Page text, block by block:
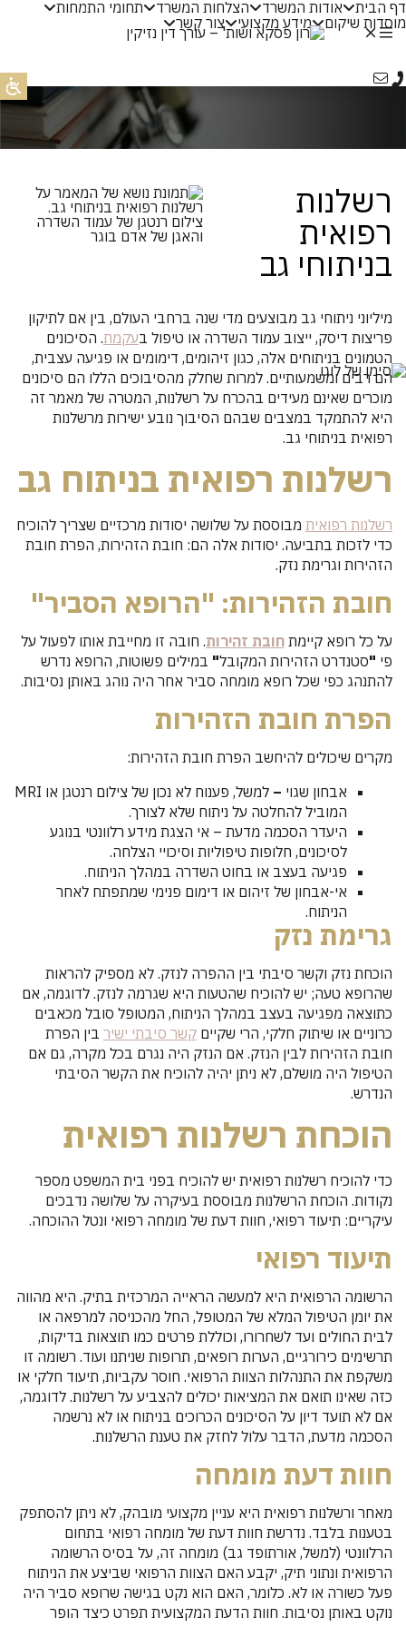
عر
דף הבית אודות המשרד הצלחות המשרד
תחומי התמחות
מוסדות שיקום
מידע מקצועי צור קשר
רשלנות
רפואית
בניתוחי גב
מיליוני ניתוחי גב מבוצעים מדי שנה ברחבי העולם, בין אם לתיקון
פריצות דיסק, ייצוב עמוד השדרה או טיפול בעקמת. הסיכונים
הטמונים בניתוחים אלה, כגון זיהומים, דימומים או פגיעה עצבית,
הם רבים ומשמעותיים. למרות שחלק מהסיבוכים הללו הם סיכונים
מוכרים שאינם מעידים בהכרח על רשלנות, המטרה של מאמר זה
היא להתמקד במצבים שבהם הסיבוך נובע ישירות מרשלנות
רפואית בניתוחי גב.
רשלנות רפואית בניתוח גב
רשלנות רפואית מבוססת על שלושה יסודות מרכזיים שצריך להוכיח
כדי לזכות בתביעה. יסודות אלה הם: חובת הזהירות, הפרת חובת
הזהירות וגרימת נזק.
חובת הזהירות: "הרופא הסביר"
על כל רופא קיימת חובת זהירות. חובה זו מחייבת אותו לפעול על
פי "סטנדרט הזהירות המקובל" במילים פשוטות, הרופא נדרש
להתנהג כפי שכל רופא מומחה סביר אחר היה נוהג באותן נסיבות.
הפרת חובת הזהירות
מקרים שיכולים להיחשב הפרת חובת הזהירות:
אבחון שגוי –
למשל, פענוח לא נכון של צילום רנטגן או MRI
המוביל להחלטה על ניתוח שלא לצורך.
היעדר הסכמה מדעת – אי הצגת מידע רלוונטי בנוגע
לסיכונים, חלופות טיפוליות וסיכויי הצלחה.
פגיעה בעצב או בחוט השדרה במהלך הניתוח.
אי-אבחון של זיהום או דימום פנימי שמתפתח לאחר
הניתוח.
גרימת נזק
הוכחת נזק וקשר סיבתי בין ההפרה לנזק. לא מספיק להראות
שהרופא טעה; יש להוכיח שהטעות היא שגרמה לנזק. לדוגמה, אם
כתוצאה מפגיעה בעצב במהלך הניתוח, המטופל סובל מכאבים
כרוניים או שיתוק חלקי, הרי שקיים קשר סיבתי ישיר בין הפרת
חובת הזהירות לבין הנזק. אם הנזק היה נגרם בכל מקרה, גם אם
הטיפול היה מושלם, לא ניתן יהיה להוכיח את הקשר הסיבתי
הנדרש.
הוכחת רשלנות רפואית
כדי להוכיח רשלנות רפואית יש להוכיח בפני בית המשפט מספר
נקודות. הוכחת הרשלנות מבוססת בעיקרה על שלושה נדבכים
עיקריים: תיעוד רפואי, חוות דעת של מומחה רפואי ונטל ההוכחה.
תיעוד רפואי
הרשומה הרפואית היא למעשה הראייה המרכזית בתיק. היא מהווה
את יומן הטיפול המלא של המטופל, החל מהכניסה למרפאה או
לבית החולים ועד לשחרורו, וכוללת פרטים כמו תוצאות בדיקות,
תרשימים כירורגיים, הערות רופאים, תרופות שניתנו ועוד. רשומה זו
משקפת את התנהלות הצוות הרפואי. חוסר עקביות, תיעוד חלקי או
כזה שאינו תואם את המציאות יכולים להצביע על רשלנות. לדוגמה,
אם לא תועד דיון על הסיכונים הכרוכים בניתוח או לא נרשמה
הסכמה מדעת, הדבר עלול לחזק את טענת הרשלנות.
חוות דעת מומחה
מאחר ורשלנות רפואית היא עניין מקצועי מובהק, לא ניתן להסתפק
בטענות בלבד. נדרשת חוות דעת של מומחה רפואי בתחום
הרלוונטי (למשל, אורתופד גב) מומחה זה, על בסיס הרשומה
הרפואית ונתוני תיק, יקבע האם הצוות הרפואי שביצע את הניתוח
פעל כשורה או לא. כלומר, האם הוא נקט בגישה שרופא סביר היה
נוקט באותן נסיבות. חוות הדעת המקצועית תפרט כיצד הופר